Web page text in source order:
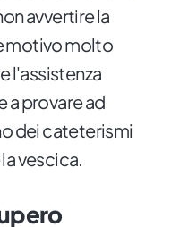
avvertire la
motivo molto
l'assistenza
a provare ad
dei cateterismi
vescica.